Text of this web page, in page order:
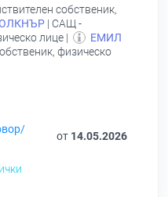
собственик,
| САЩ -
лице |
ЕМИЛ
физическо
от 14.05.2026